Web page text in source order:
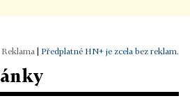
Předplatné HN+ je zcela bez reklam.